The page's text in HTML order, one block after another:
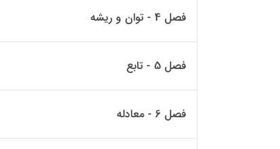
فصل 4 - توان و ریشه
فصل 5 - تابع
فصل 6 - معادله